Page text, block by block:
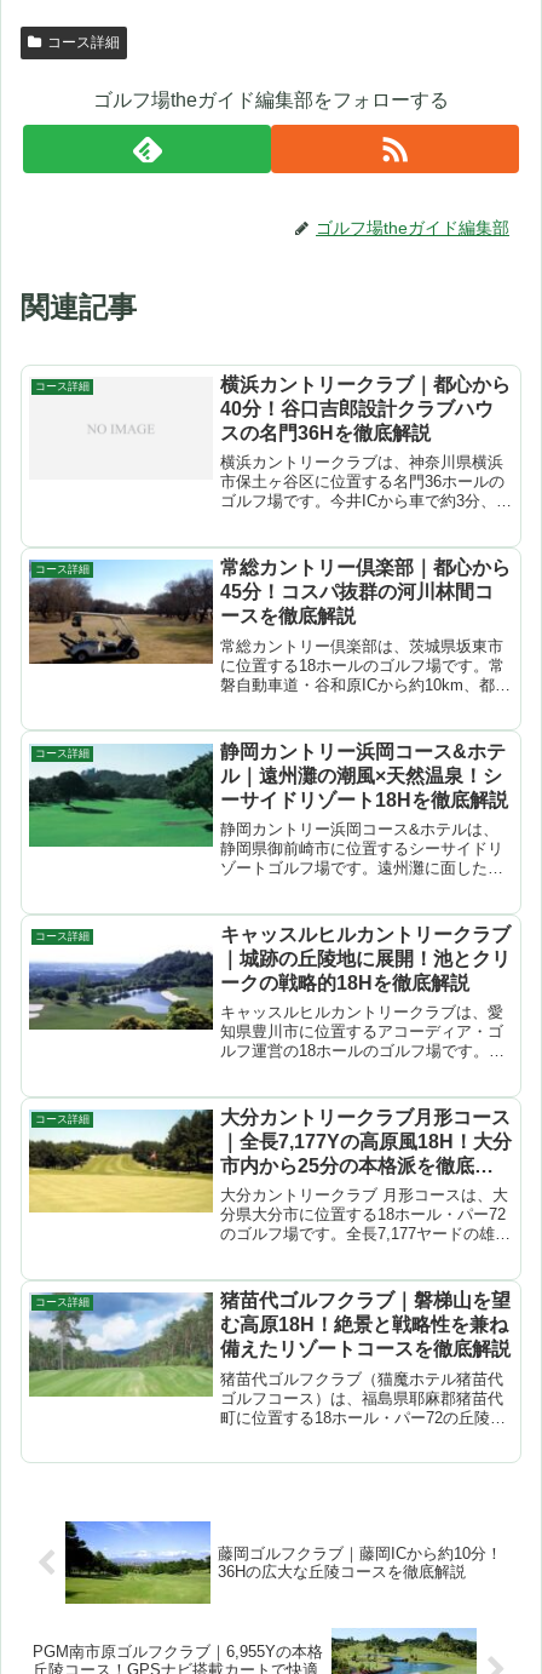
コース詳細
ゴルフ場theガイド編集部をフォローする
ゴルフ場theガイド編集部
関連記事
コース詳細
横浜カントリークラブ｜都心から
40分！谷口吉郎設計クラブハウ
スの名門36Hを徹底解説
横浜カントリークラブは、神奈川県横浜
市保土ヶ谷区に位置する名門36ホールの
ゴルフ場です。今井ICから車で約3分、東
に囲まれた東西36ホールは都会のオアシ
スとしてゴル...
コース詳細
常総カントリー倶楽部｜都心から
45分！コスパ抜群の河川林間コ
ースを徹底解説
常総カントリー倶楽部は、茨城県坂東市
に位置する18ホールのゴルフ場です。常
磐自動車道・谷和原ICから約10km、都心
コースで、コース内には用水路や小川が
走り正確なショ...
コース詳細
静岡カントリー浜岡コース&ホテ
ル｜遠州灘の潮風×天然温泉！シ
ーサイドリゾート18Hを徹底解説
静岡カントリー浜岡コース&ホテルは、
静岡県御前崎市に位置するシーサイドリ
ゾートゴルフ場です。遠州灘に面したリ
と合わせて非日常感あふれる1日を過ごせ
ます。オーシャンビュー...
コース詳細
キャッスルヒルカントリークラブ
｜城跡の丘陵地に展開！池とクリ
ークの戦略的18Hを徹底解説
キャッスルヒルカントリークラブは、愛
知県豊川市に位置するアコーディア・ゴ
ルフ運営の18ホールのゴルフ場です。城
やクリークなどのウォーターハザードが
随所に配置され、全長6...
コース詳細
大分カントリークラブ月形コース
｜全長7,177Yの高原風18H！大分
市内から25分の本格派を徹底解
説
大分カントリークラブ 月形コースは、大
分県大分市に位置する18ホール・パー72
のゴルフ場です。全長7,177ヤードの雄大
心者からシニアまで回りやすい設計。大
分市中心部から...
コース詳細
猪苗代ゴルフクラブ｜磐梯山を望
む高原18H！絶景と戦略性を兼ね
備えたリゾートコースを徹底解説
猪苗代ゴルフクラブ（猫魔ホテル猪苗代
ゴルフコース）は、福島県耶麻郡猪苗代
町に位置する18ホール・パー72の丘陵林
藤岡ゴルフクラブ｜藤岡ICから約10分！
36Hの広大な丘陵コースを徹底解説
PGM南市原ゴルフクラブ｜6,955Yの本格
丘陵コース！GPSナビ搭載カートで快適